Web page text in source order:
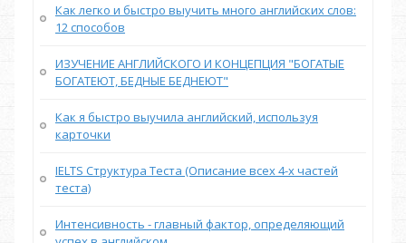
Как легко и быстро выучить много английских слов:
12 способов
ИЗУЧЕНИЕ АНГЛИЙСКОГО И КОНЦЕПЦИЯ "БОГАТЫЕ
БОГАТЕЮТ, БЕДНЫЕ БЕДНЕЮТ"
Как я быстро выучила английский, используя
карточки
IELTS Структура Теста (Описание всех 4-х частей
теста)
Интенсивность - главный фактор, определяющий